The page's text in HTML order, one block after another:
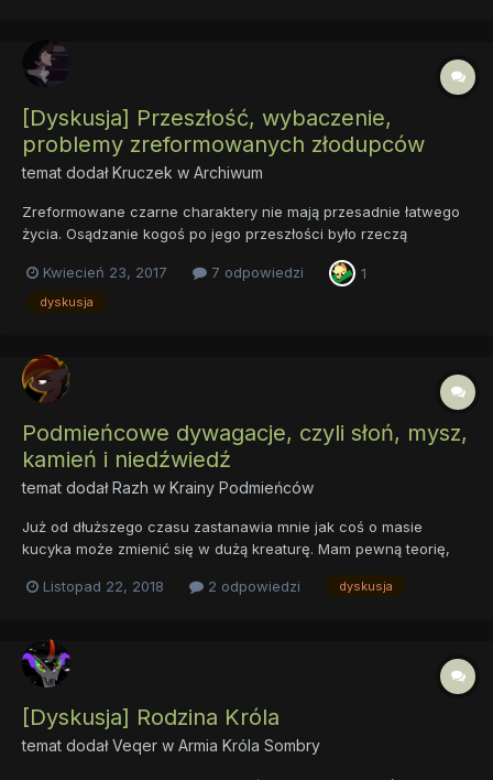
[Dyskusja] Przeszłość, wybaczenie,
problemy zreformowanych złodupców
temat dodałKruczek w Archiwum
Zreformowane czarne charaktery nie mają przesadnie łatwego
życia. Osądzanie kogoś po jego przeszłości było rzeczą
niemal ze wszystkim - przekłada się to również na prawdziwe
życie. Każdy popełnia błędy, nie każdy jednak wie w jaki sposób
Kwiecień 23, 2017 7 odpowiedzi 1
dyskusja
Podmieńcowe dywagacje, czyli słoń, mysz,
kamień i niedźwiedź
temat dodałRazh w Krainy Podmieńców
Już od dłuższego czasu zastanawia mnie jak coś o masie
kucyka może zmienić się w dużą kreaturę. Mam pewną teorię,
kształtu to jedno, a zmiana wielkości to już zupełnie inna
magicznym procesem zmi...
Listopad 22, 2018 2 odpowiedzi dyskusja
[Dyskusja] Rodzina Króla
temat dodałVeqer w Armia Króla Sombry